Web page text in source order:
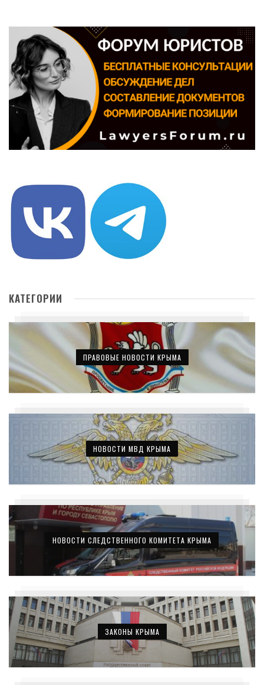
КАТЕГОРИИ
ПРАВОВЫЕ НОВОСТИ КРЫМА
НОВОСТИ МВД КРЫМА
НОВОСТИ СЛЕДСТВЕННОГО КОМИТЕТА КРЫМА
ЗАКОНЫ КРЫМА